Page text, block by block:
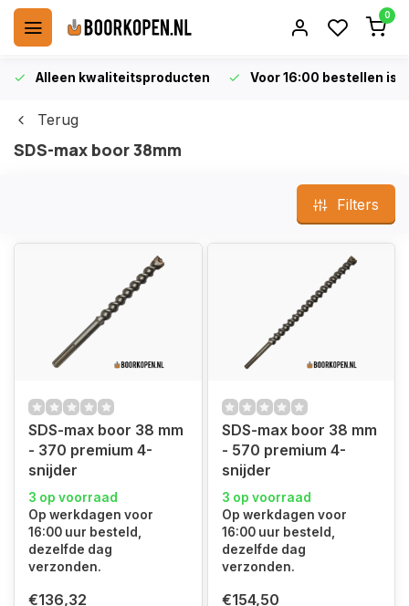
0
Alleen kwaliteitsproducten Voor 16:00 bestellen is
Terug
SDS-max boor 38mm
Filters
SDS-max boor 38 mm
- 370 premium 4-
snijder
3 op voorraad
Op werkdagen voor
16:00 uur besteld,
dezelfde dag
verzonden.
€136,32
SDS-max boor 38 mm
- 570 premium 4-
snijder
3 op voorraad
Op werkdagen voor
16:00 uur besteld,
dezelfde dag
verzonden.
€154,50